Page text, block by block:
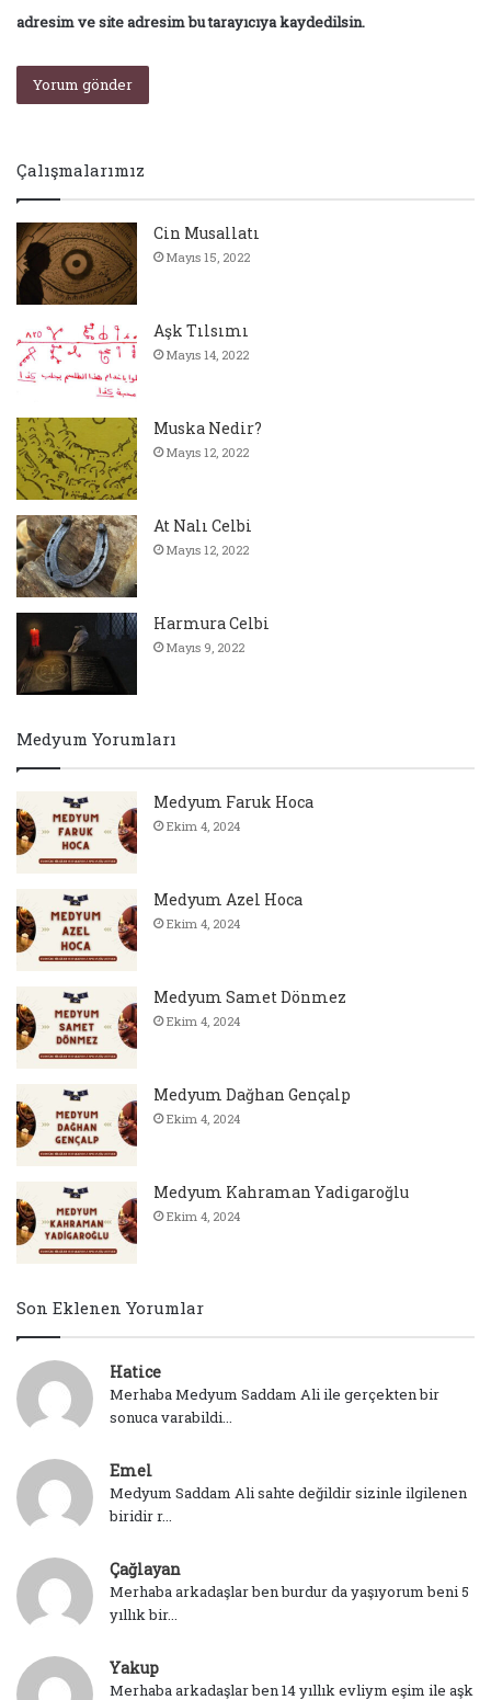
adresim ve site adresim bu tarayıcıya kaydedilsin.
Çalışmalarımız
Cin Musallatı
Mayıs 15, 2022
Aşk Tılsımı
Mayıs 14, 2022
Muska Nedir?
Mayıs 12, 2022
At Nalı Celbi
Mayıs 12, 2022
Harmura Celbi
Mayıs 9, 2022
Medyum Yorumları
Medyum Faruk Hoca
Ekim 4, 2024
Medyum Azel Hoca
Ekim 4, 2024
Medyum Samet Dönmez
Ekim 4, 2024
Medyum Dağhan Gençalp
Ekim 4, 2024
Medyum Kahraman Yadigaroğlu
Ekim 4, 2024
Son Eklenen Yorumlar
Hatice
Merhaba Medyum Saddam Ali ile gerçekten bir
sonuca varabildi...
Emel
Medyum Saddam Ali sahte değildir sizinle ilgilenen
biridir r...
Çağlayan
Merhaba arkadaşlar ben burdur da yaşıyorum beni 5
yıllık bir...
Yakup
Merhaba arkadaşlar ben 14 yıllık evliym eşim ile aşk